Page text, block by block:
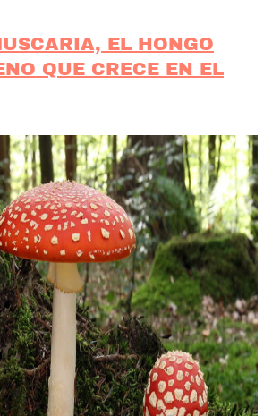
EL HONGO
QUE CRECE EN EL